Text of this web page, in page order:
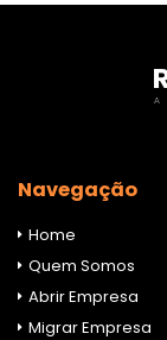
Navegação
Home
Quem Somos
Abrir Empresa
Migrar Empresa